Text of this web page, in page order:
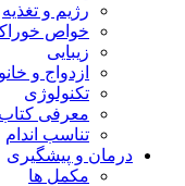
رژیم و تغذیه
خواص
زیبایی
ازدواج و
تکنولوژی
معرفی کتاب
تناسب اندام
درمان و پیشگیری
مکمل ها